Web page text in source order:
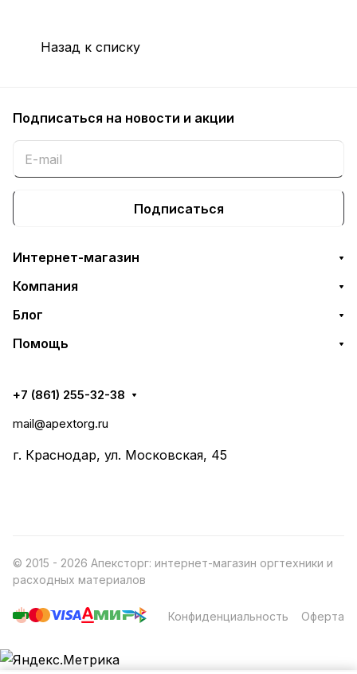
Назад к списку
Подписаться на новости и акции
Подписаться
Интернет-магазин
Компания
Блог
Помощь
+7 (861) 255-32-38
mail@apextorg.ru
г. Краснодар, ул. Московская, 45
© 2015 - 2026 Апексторг: интернет-магазин оргтехники и
расходных материалов
Конфиденциальность Оферта